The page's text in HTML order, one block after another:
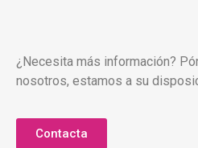
¿Necesita más información?
nosotros, estamos a su
Contacta